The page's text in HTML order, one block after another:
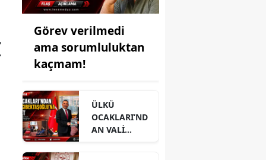
Görev verilmedi
ama sorumluluktan
kaçmam!
ÜLKÜ
OCAKLARI’ND
AN VALİ